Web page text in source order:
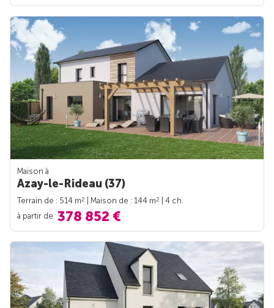
Maison à
Azay-le-Rideau (37)
Terrain de : 514 m2 | Maison de : 144 m2
| 4 ch.
à partir de 378 852 €